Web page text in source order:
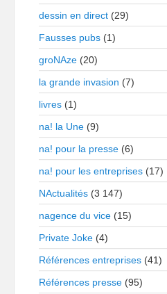
dessin en direct (29)
Fausses pubs (1)
groNAze (20)
la grande invasion (7)
livres (1)
na! la Une (9)
na! pour la presse (6)
na! pour les entreprises (17)
NActualités (3 147)
nagence du vice (15)
Private Joke (4)
Références entreprises (41)
Références presse (95)